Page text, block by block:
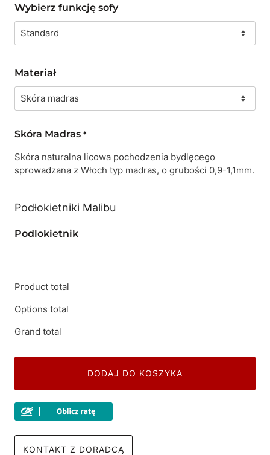
Wybierz funkcję sofy
Materiał
Skóra Madras *
Skóra naturalna licowa pochodzenia bydlęcego
sprowadzana z Włoch typ madras, o grubości 0,9-1,1mm.
Podłokietniki Malibu
Podlokietnik
Product total
Options total
Grand total
DODAJ DO KOSZYKA
KONTAKT Z DORADCĄ